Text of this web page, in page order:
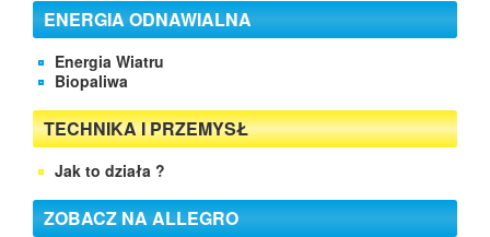
ENERGIA ODNAWIALNA
Energia Wiatru
Biopaliwa
TECHNIKA I PRZEMYSŁ
Jak to działa ?
ZOBACZ NA ALLEGRO